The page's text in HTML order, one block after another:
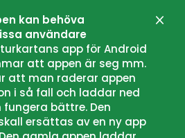
kan behöva
användare
app för Android
att appen är seg mm.
att man raderar appen
i så fall och laddar ned
fungera bättre. Den
ersättas av en ny app